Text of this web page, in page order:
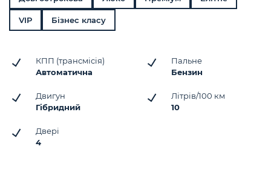
VIP Бізнес класу
КПП (трансмісія)
Автоматична
Пальне
Бензин
Двигун
Гібридний
Літрів/100 км
10
Двері
4